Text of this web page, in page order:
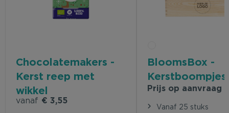
Chocolatemakers -
Kerst reep met
wikkel
vanaf € 3,55
BloomsBox -
Kerstboompjes
Prijs op aanvraag
Vanaf 25 stuks